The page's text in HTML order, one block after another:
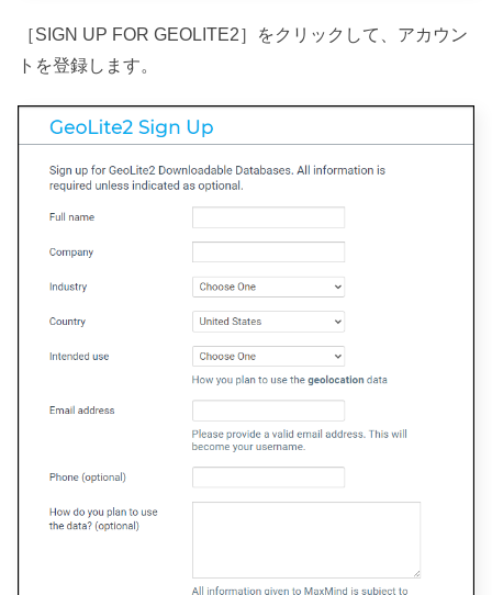
［SIGN UP FOR GEOLITE2］をクリックして、アカウン
トを登録します。